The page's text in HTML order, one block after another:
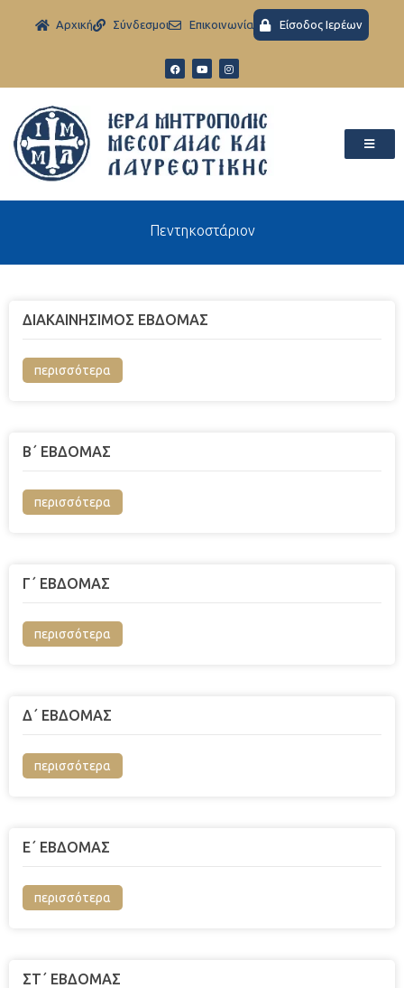
Aρχική Σύνδεσμοι Eπικοινωνία Είσοδος Ιερέων
Πεντηκοστάριον
ΔΙΑΚΑΙΝΗΣΙΜΟΣ ΕΒΔΟΜΑΣ
περισσότερα
Β΄ ΕΒΔΟΜΑΣ
περισσότερα
Γ΄ ΕΒΔΟΜΑΣ
περισσότερα
Δ΄ ΕΒΔΟΜΑΣ
περισσότερα
Ε΄ ΕΒΔΟΜΑΣ
περισσότερα
ΣΤ΄ ΕΒΔΟΜΑΣ